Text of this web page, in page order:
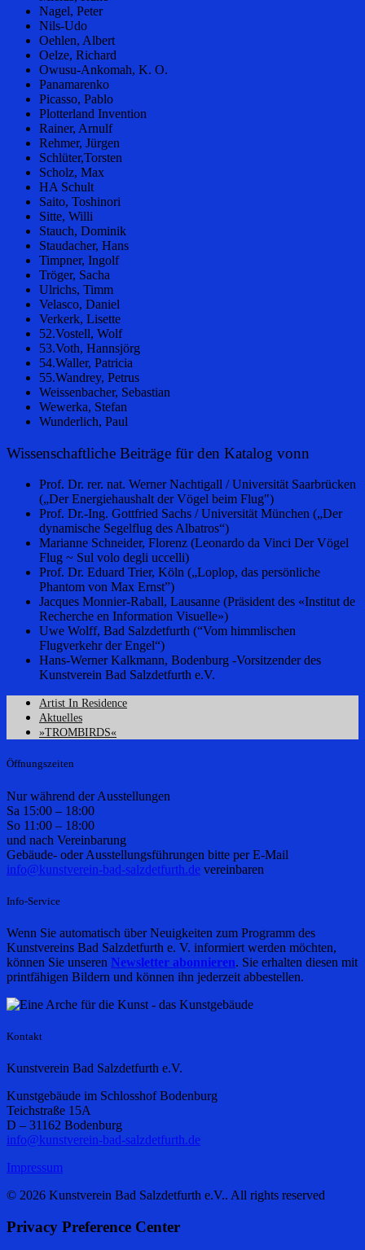
Nagel, Peter
Nils-Udo
Oehlen, Albert
Oelze, Richard
Owusu-Ankomah, K. O.
Panamarenko
Picasso, Pablo
Plotterland Invention
Rainer, Arnulf
Rehmer, Jürgen
Schlüter,Torsten
Scholz, Max
HA Schult
Saito, Toshinori
Sitte, Willi
Stauch, Dominik
Staudacher, Hans
Timpner, Ingolf
Tröger, Sacha
Ulrichs, Timm
Velasco, Daniel
Verkerk, Lisette
52.Vostell, Wolf
53.Voth, Hannsjörg
54.Waller, Patricia
55.Wandrey, Petrus
Weissenbacher, Sebastian
Wewerka, Stefan
Wunderlich, Paul
Wissenschaftliche Beiträge für den Katalog vonn
Prof. Dr. rer. nat. Werner Nachtigall / Universität Saarbrücken
(„Der Energiehaushalt der Vögel beim Flug")
Prof. Dr.-Ing. Gottfried Sachs / Universität München („Der
dynamische Segelflug des Albatros“)
Marianne Schneider, Florenz (Leonardo da Vinci Der Vögel
Flug ~ Sul volo degli uccelli)
Prof. Dr. Eduard Trier, Köln („Loplop, das persönliche
Phantom von Max Ernst”)
Jacques Monnier-Raball, Lausanne (Präsident des «Institut de
Recherche en Information Visuelle»)
Uwe Wolff, Bad Salzdetfurth (“Vom himmlischen
Flugverkehr der Engel“)
Hans-Werner Kalkmann, Bodenburg -Vorsitzender des
Kunstverein Bad Salzdetfurth e.V.
Artist In Residence
Aktuelles
»TROMBIRDS«
Öffnungszeiten
Nur während der Ausstellungen
Sa 15:00 – 18:00
So 11:00 – 18:00
und nach Vereinbarung
Gebäude- oder Ausstellungsführungen bitte per E-Mail
info@kunstverein-bad-salzdetfurth.de vereinbaren
Info-Service
Wenn Sie automatisch über Neuigkeiten zum Programm des
Kunstvereins Bad Salzdetfurth e. V. informiert werden möchten,
können Sie unseren Newsletter abonnieren. Sie erhalten diesen mit
printfähigen Bildern und können ihn jederzeit abbestellen.
Kontakt
Kunstverein Bad Salzdetfurth e.V.
Kunstgebäude im Schlosshof Bodenburg
Teichstraße 15A
D – 31162 Bodenburg
info@kunstverein-bad-salzdetfurth.de
Impressum
© 2026 Kunstverein Bad Salzdetfurth e.V.. All rights reserved
Privacy Preference Center